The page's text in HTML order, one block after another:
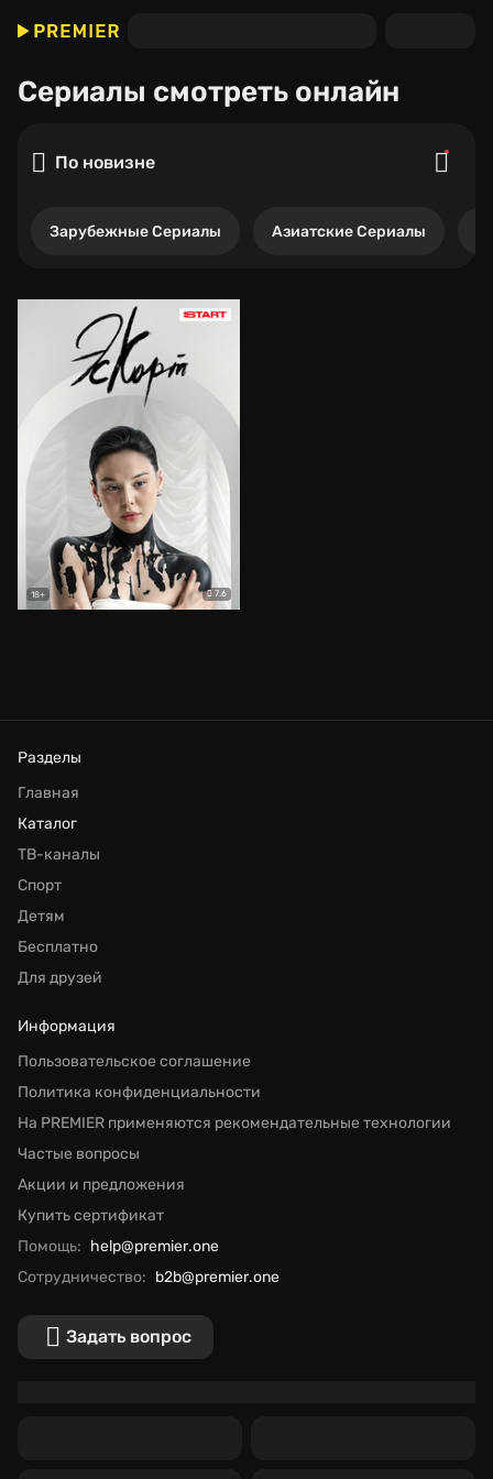
Сериалы смотреть онлайн
По новизне
Зарубежные Сериалы Азиатские Сериалы
18+ 7.6
Разделы
Главная
Каталог
ТВ-каналы
Спорт
Детям
Бесплатно
Для друзей
Информация
Пользовательское соглашение
Политика конфиденциальности
На PREMIER применяются рекомендательные технологии
Частые вопросы
Акции и предложения
Купить сертификат
Помощь: help@premier.one
Сотрудничество: b2b@premier.one
Задать вопрос